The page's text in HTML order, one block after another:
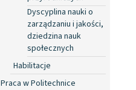
Dyscyplina nauki o
zarządzaniu i jakości,
dziedzina nauk
społecznych
Habilitacje
Praca w Politechnice